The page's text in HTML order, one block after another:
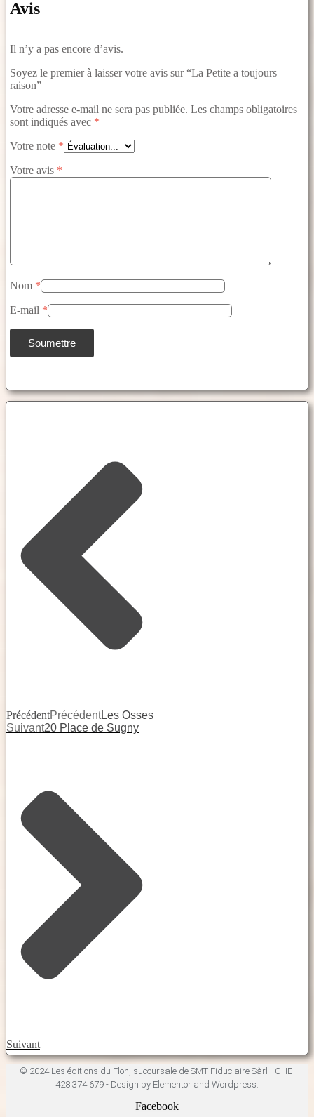
Avis
Il n’y a pas encore d’avis.
Soyez le premier à laisser votre avis sur “La Petite a toujours
raison”
Votre adresse e-mail ne sera pas publiée. Les champs obligatoires
sont indiqués avec *
Votre note *
Votre avis *
Nom *
E-mail *
PrécédentPrécédentLes Osses
Suivant20 Place de Sugny
Suivant
© 2024 Les éditions du Flon, succursale de SMT Fiduciaire Sàrl - CHE-
428.374.679 - Design by Elementor and Wordpress.
Facebook